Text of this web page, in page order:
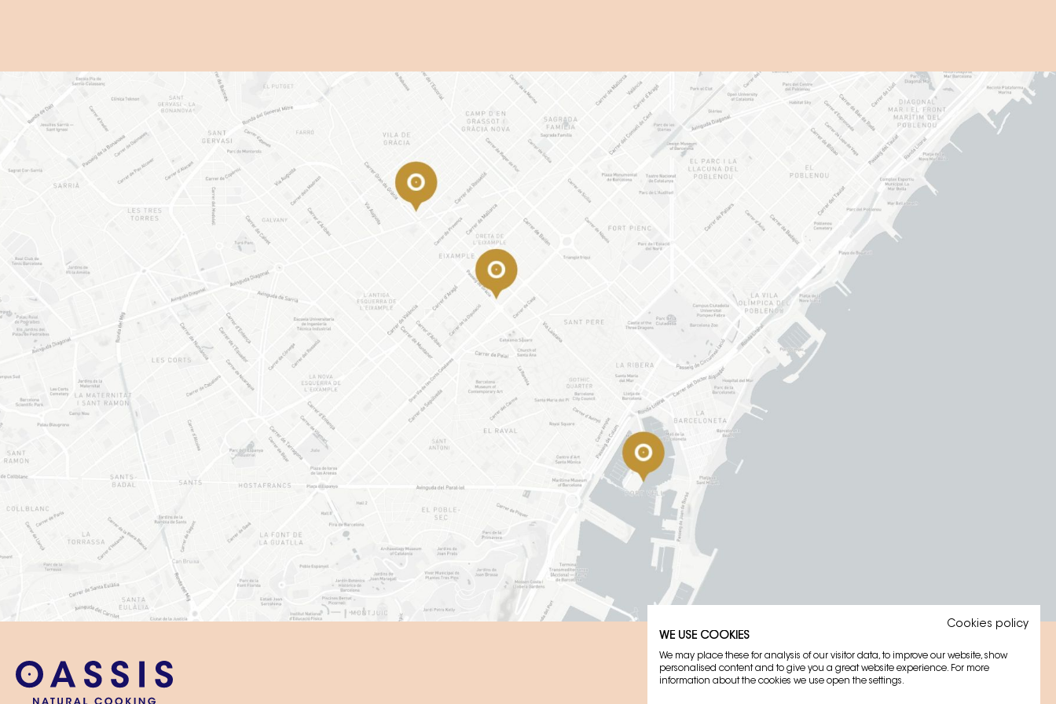
Cookies policy
WE USE COOKIES
We may place these for analysis of our visitor data, to improve our website, show
personalised content and to give you a great website experience. For more
information about the cookies we use open the settings.